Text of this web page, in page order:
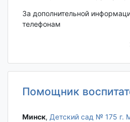
За дополнительной
телефонам
Помощник
Минск‎, Детский сад № 175 г.